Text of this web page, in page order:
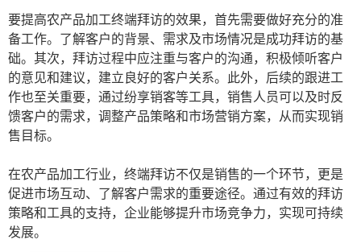
要提高农产品加工终端拜访的效果，首先需要做好充分的准
备工作。了解客户的背景、需求及市场情况是成功拜访的基
础。其次，拜访过程中应注重与客户的沟通，积极倾听客户
的意见和建议，建立良好的客户关系。此外，后续的跟进工
作也至关重要，通过纷享销客等工具，销售人员可以及时反
馈客户的需求，调整产品策略和市场营销方案，从而实现销
售目标。
在农产品加工行业，终端拜访不仅是销售的一个环节，更是
促进市场互动、了解客户需求的重要途径。通过有效的拜访
策略和工具的支持，企业能够提升市场竞争力，实现可持续
发展。